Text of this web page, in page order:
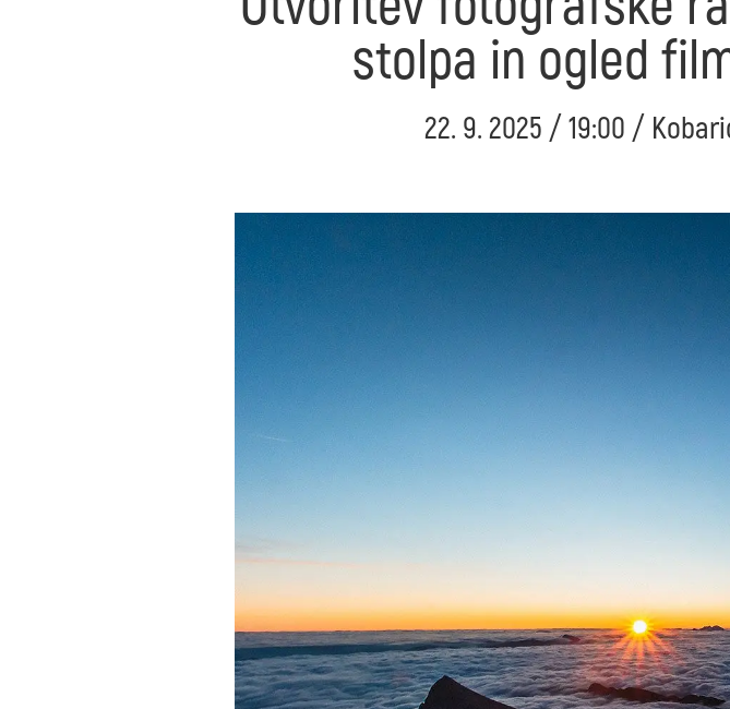
stolpa in ogled
22. 9. 2025 / 19:00 /